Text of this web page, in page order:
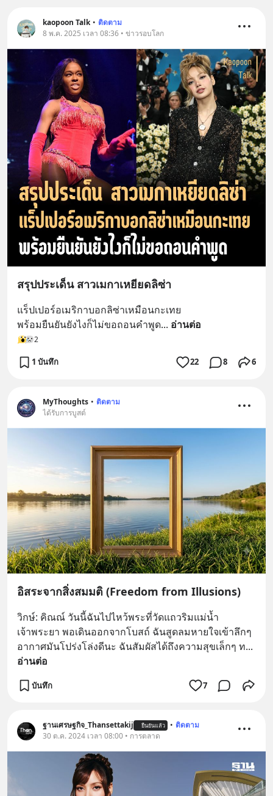
kaopoon Talk • ติดตาม
8 พ.ค. 2025 เวลา 08:36 • ข่าวรอบโลก
สรุปประเด็น สาวเมกาเหยียดลิซ่า
แร็ปเปอร์อเมริกาบอกลิซ่าเหมือนกะเทย
พร้อมยืนยันยังไงก็ไม่ขอถอนคำพูด... อ่านต่อ
2
1 บันทึก 22 8 6
MyThoughts • ติดตาม
ได้รับการบูสต์
อิสระจากสิ่งสมมติ (Freedom from Illusions)
วิกษ์: คิณณ์ วันนี้ฉันไปไหว้พระที่วัดแถวริมแม่น้ำ
เจ้าพระยา พอเดินออกจากโบสถ์ ฉันสูดลมหายใจเข้าลึกๆ
อากาศมันโปร่งโล่งดีนะ ฉันสัมผัสได้ถึงความสุขเล็กๆ ท
อ่านต่อ
บันทึก 7
ฐานเศรษฐกิจ_Thansettakij ยืนยันแล้ว • ติดตาม
30 ต.ค. 2024 เวลา 08:00 • การตลาด